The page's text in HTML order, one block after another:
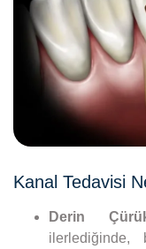
Kanal Tedavisi
Derin
ilerlediğinde,